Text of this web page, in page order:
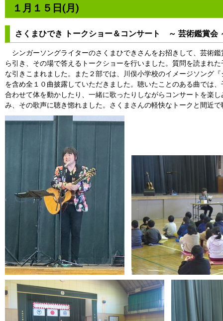
１月１５日(月)
さくまひでき トークショー＆コンサート ～ 芸術鑑賞会
シンガーソングライターのさくまひできさんをお招きして、芸術
ら引き、その場で答えるトークショーを行いました。質問を読まれ
な引きこまれました。また２部では、川俣小学校のイメージソング
を含め全１０曲披露していただきました。聴いたことのある曲では
合わせて体を動かしたり、一緒に歌ったりしながらコンサートを楽
み、その歌声に聴き惚れました。さくまさんの軽快なトークと間近